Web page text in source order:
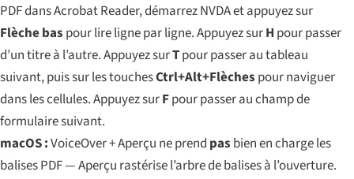
PDF dans Acrobat Reader, démarrez NVDA et appuyez sur
Flèche bas pour lire ligne par ligne. Appuyez surHpour passer
d’un titre à l’autre. Appuyez surTpour passer au tableau
suivant, puis sur les touchesCtrl+Alt+Flèches pour naviguer
dans les cellules. Appuyez surFpour passer au champ de
formulaire suivant.
macOS :VoiceOver + Aperçu ne prend pas bien en charge les
balises PDF — Aperçu rastérise l’arbre de balises à l’ouverture.